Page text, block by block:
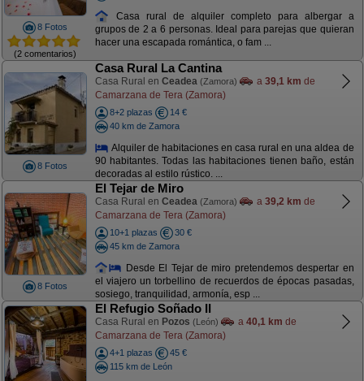
8 Fotos
(2 comentarios)
Casa rural de alquiler completo para albergar a
grupos de 2 a 6 personas. Ideal para parejas que quieran
hacer una escapada romántica, o fam ...
8 Fotos
Casa Rural La Cantina
Casa Rural en Ceadea (Zamora) a 39,1 km de
Camarzana de Tera (Zamora)
8+2 plazas
14 €
40 km de Zamora
Alquiler de habitaciones en casa rural en una aldea de
90 habitantes. Todas las habitaciones tienen baño, están
decoradas al estilo rústico. ...
8 Fotos
El Tejar de Miro
Casa Rural en Ceadea (Zamora) a 39,2 km de
Camarzana de Tera (Zamora)
10+1 plazas
30 €
45 km de Zamora
Desde El Tejar de miro pretendemos despertar en
el viajero un torbellino de recuerdos de épocas pasadas,
sosiego, tranquilidad, armonía, esp ...
El Refugio Soñado II
Casa Rural en Pozos (León) a 40,1 km de
Camarzana de Tera (Zamora)
4+1 plazas
45 €
115 km de León